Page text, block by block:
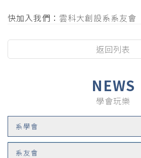
NEWS
學會玩樂
系學會
系友會
快加入我們： 雲科大創設系系友會
返回列表